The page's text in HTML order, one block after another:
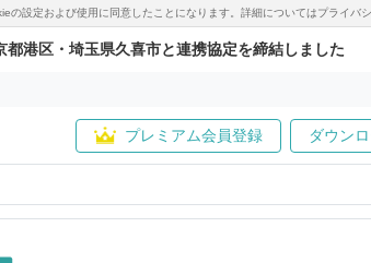
設定および使用に同意したことになります。詳細についてはプライバ
港区・埼玉県久喜市と連携協定を締結しました
プレミアム会員登録 ダウン